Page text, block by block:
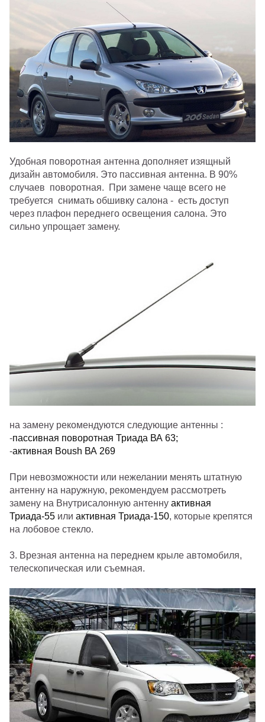
Удобная поворотная антенна дополняет изящный
дизайн автомобиля. Это пассивная антенна. В 90%
случаев поворотная. При замене чаще всего не
требуется снимать обшивку салона - есть доступ
через плафон переднего освещения салона. Это
сильно упрощает замену.
на замену рекомендуются следующие антенны :
-пассивная поворотная Триада ВА 63;
-активная Boush ВА 269
При невозможности или нежелании менять штатную
антенну на наружную, рекомендуем рассмотреть
замену на Внутрисалонную антенну активная
Триада-55 или активная Триада-150, которые крепятся
на лобовое стекло.
3. Врезная антенна на переднем крыле автомобиля,
телескопическая или съемная.